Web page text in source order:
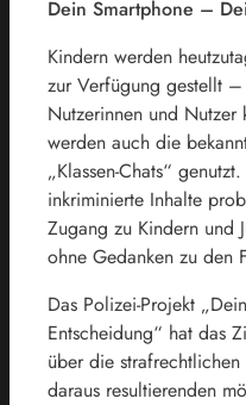
Dein Smartphone –
Kindern werden
zur Verfügung gestellt –
Nutzerinnen und Nutzer
werden auch die
„Klassen-Chats“
inkriminierte Inhalte
Zugang zu Kindern und
ohne Gedanken zu den
Das Polizei-Projekt
Entscheidung“ hat das
über die
daraus resultierenden